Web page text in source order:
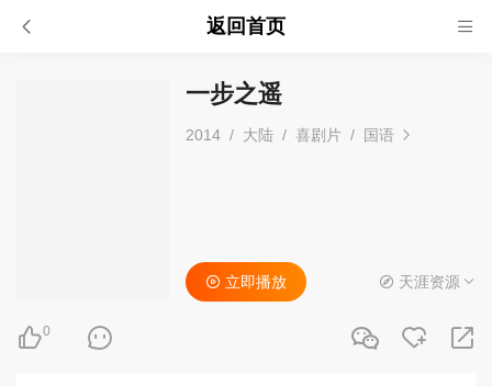
返回首页
一步之遥
2014 / 大陆 / 喜剧片 / 国语
0
立即播放 天涯资源